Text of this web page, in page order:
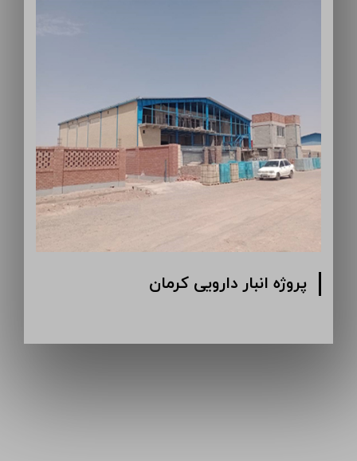
پروژه انبار دارویی کرمان